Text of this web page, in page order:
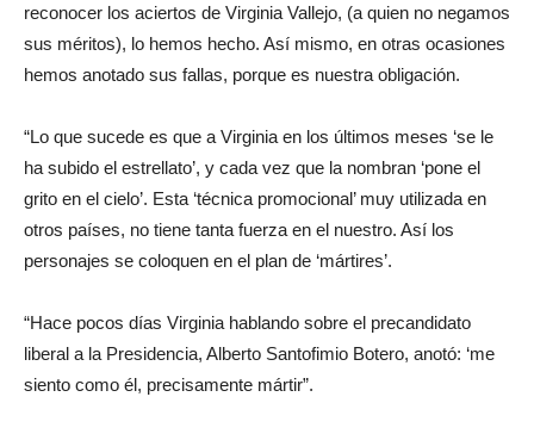
reconocer los aciertos de Virginia Vallejo, (a quien no negamos
sus méritos), lo hemos hecho. Así mismo, en otras ocasiones
hemos anotado sus fallas, porque es nuestra obligación.
“Lo que sucede es que a Virginia en los últimos meses ‘se le
ha subido el estrellato’, y cada vez que la nombran ‘pone el
grito en el cielo’. Esta ‘técnica promocional’ muy utilizada en
otros países, no tiene tanta fuerza en el nuestro. Así los
personajes se coloquen en el plan de ‘mártires’.
“Hace pocos días Virginia hablando sobre el precandidato
liberal a la Presidencia, Alberto Santofimio Botero, anotó: ‘me
siento como él, precisamente mártir”.